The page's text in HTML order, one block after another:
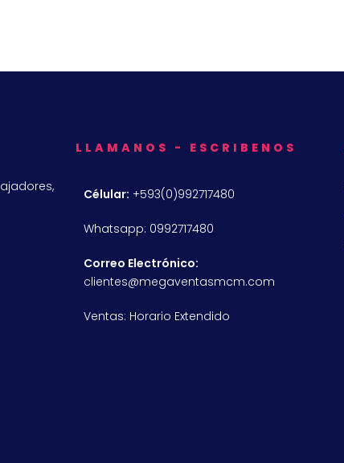
LLAMANOS - ESCRIBENOS
Célular: +593(0)992717480
Whatsapp: 0992717480
Correo Electrónico:
clientes@megaventasmcm.com
Ventas: Horario Extendido